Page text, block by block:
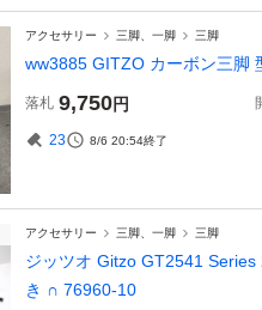
アクセサリー 三脚、一脚 三脚
ww3885 GITZO カーボン三脚
落札 9,750円
23 8/6 20:54終了
アクセサリー 三脚、一脚 三脚
ジッツオ Gitzo GT2541
き ∩ 76960-10